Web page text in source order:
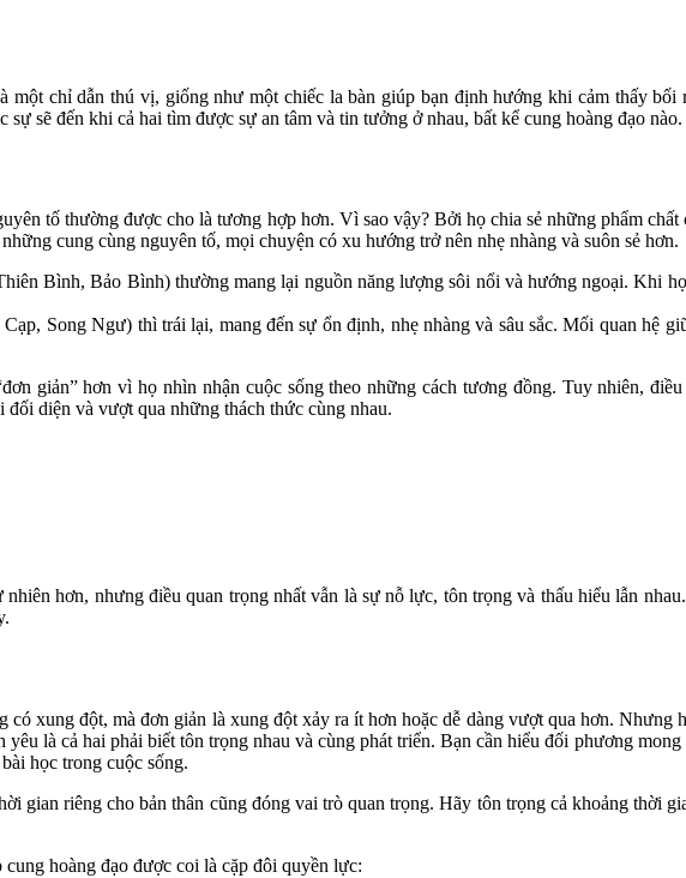
một chỉ dẫn thú vị, giống như một chiếc la bàn giúp bạn định hướng khi cảm thấy
sẽ đến khi cả hai tìm được sự an tâm và tin tưởng ở nhau, bất kể cung hoàng đạo nào.
tố thường được cho là tương hợp hơn. Vì sao vậy? Bởi họ chia sẻ những phẩm
cung cùng nguyên tố, mọi chuyện có xu hướng trở nên nhẹ nhàng và suôn sẻ hơn.
Bình, Bảo Bình) thường mang lại nguồn năng lượng sôi nổi và hướng ngoại. Khi
Song Ngư) thì trái lại, mang đến sự ổn định, nhẹ nhàng và sâu sắc. Mối quan hệ
giản” hơn vì họ nhìn nhận cuộc sống theo những cách tương đồng. Tuy nhiên,
diện và vượt qua những thách thức cùng nhau.
hơn, nhưng điều quan trọng nhất vẫn là sự nỗ lực, tôn trọng và thấu hiểu lẫn
có xung đột, mà đơn giản là xung đột xảy ra ít hơn hoặc dễ dàng vượt qua hơn. Nhưng
là cả hai phải biết tôn trọng nhau và cùng phát triển. Bạn cần hiểu đối phương
học trong cuộc sống.
gian riêng cho bản thân cũng đóng vai trò quan trọng. Hãy tôn trọng cả khoảng thời
hoàng đạo được coi là cặp đôi quyền lực: